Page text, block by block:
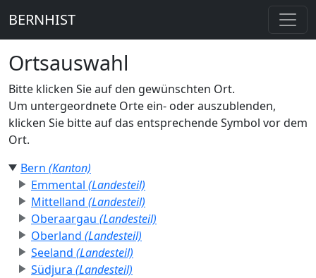
BERNHIST
Ortsauswahl
Bitte klicken Sie auf den gewünschten Ort.
Um untergeordnete Orte ein- oder auszublenden,
klicken Sie bitte auf das entsprechende Symbol vor dem
Ort.
Bern (Kanton)
Emmental (Landesteil)
Mittelland (Landesteil)
Oberaargau (Landesteil)
Oberland (Landesteil)
Seeland (Landesteil)
Südjura (Landesteil)